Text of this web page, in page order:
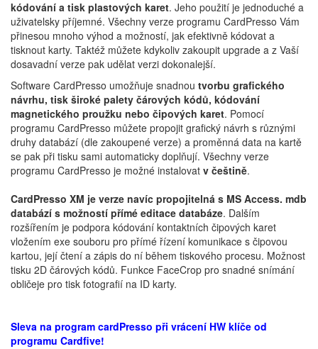
kódování a tisk plastových karet. Jeho použití je jednoduché a
uživatelsky příjemné. Všechny verze programu CardPresso Vám
přinesou mnoho výhod a možností, jak efektivně kódovat a
tisknout karty. Taktéž můžete kdykoliv zakoupit upgrade a z Vaší
dosavadní verze pak udělat verzi dokonalejší.
Software CardPresso umožňuje snadnou tvorbu grafického
návrhu, tisk široké palety čárových kódů, kódování
magnetického proužku nebo čipových karet. Pomocí
programu CardPresso můžete propojit grafický návrh s různými
druhy databází (dle zakoupené verze) a proměnná data na kartě
se pak při tisku sami automaticky doplňují. Všechny verze
programu CardPresso je možné instalovat v češtině.
CardPresso XM je verze navíc propojitelná s MS Access. mdb
databází s možností přímé editace databáze. Dalším
rozšířením je podpora kódování kontaktních čipových karet
vložením exe souboru pro přímé řízení komunikace s čipovou
kartou, její čtení a zápis do ní během tiskového procesu. Možnost
tisku 2D čárových kódů. Funkce FaceCrop pro snadné snímání
obličeje pro tisk fotografií na ID karty.
Sleva na program cardPresso při vrácení HW klíče od
programu Cardfive!